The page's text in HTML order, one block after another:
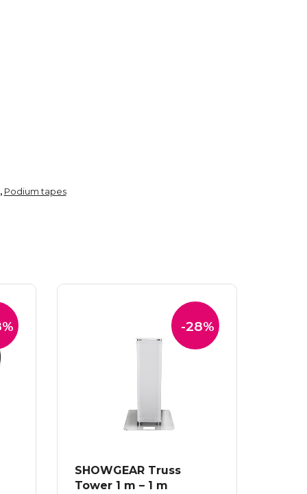
, Podium tapes
-28%
SHOWGEAR Truss
Tower 1 m – 1 m